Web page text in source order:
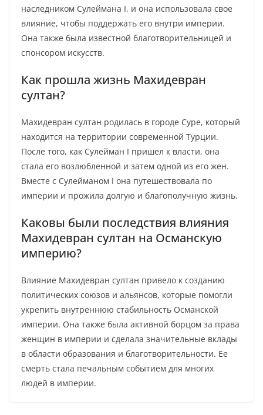
наследником Сулеймана I, и она использовала свое
влияние, чтобы поддержать его внутри империи.
Она также была известной благотворительницей и
спонсором искусств.
Как прошла жизнь Махидевран
султан?
Махидевран султан родилась в городе Суре, который
находится на территории современной Турции.
После того, как Сулейман I пришел к власти, она
стала его возлюбленной и затем одной из его жен.
Вместе с Сулейманом I она путешествовала по
империи и прожила долгую и благополучную жизнь.
Каковы были последствия влияния
Махидевран султан на Османскую
империю?
Влияние Махидевран султан привело к созданию
политических союзов и альянсов, которые помогли
укрепить внутреннюю стабильность Османской
империи. Она также была активной борцом за права
женщин в империи и сделала значительные вклады
в области образования и благотворительности. Ее
смерть стала печальным событием для многих
людей в империи.